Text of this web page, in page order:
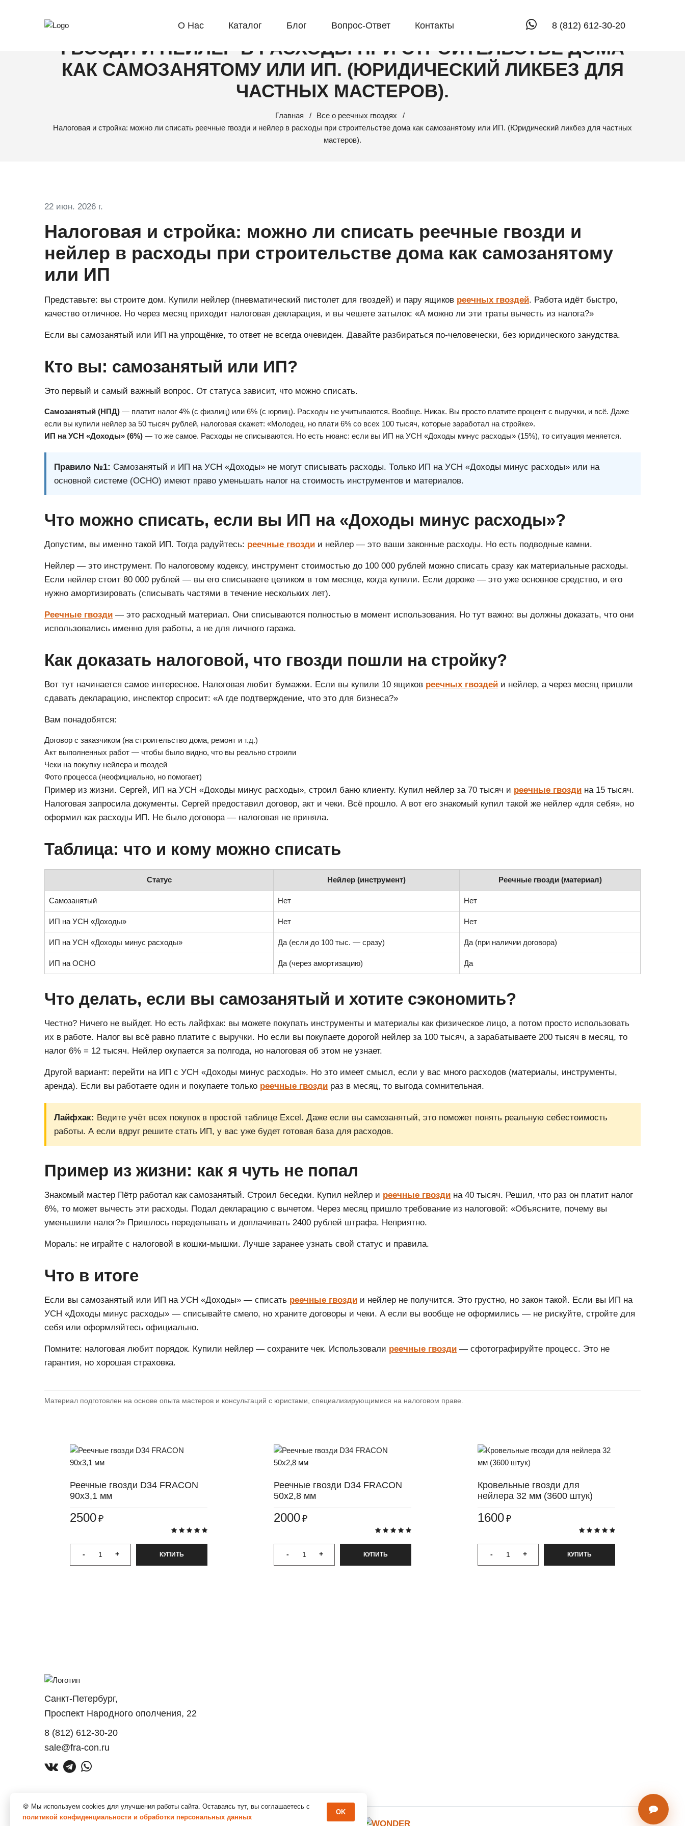
О Нас Каталог Блог Вопрос-Ответ Контакты Whatsapp8 (812) 612-30-20
НАЛОГОВАЯ И СТРОЙКА: МОЖНО ЛИ СПИСАТЬ РЕЕЧНЫЕ
ГВОЗДИ И НЕЙЛЕР В РАСХОДЫ ПРИ СТРОИТЕЛЬСТВЕ ДОМА
КАК САМОЗАНЯТОМУ ИЛИ ИП. (ЮРИДИЧЕСКИЙ ЛИКБЕЗ ДЛЯ
ЧАСТНЫХ МАСТЕРОВ).
Главная
Все о реечных гвоздях
Налоговая и стройка: можно ли списать реечные гвозди и нейлер в расходы при строительстве дома как самозанятому или ИП. (Юридический ликбез для частных
мастеров).
22 июн. 2026 г.
Налоговая и стройка: можно ли списать реечные гвозди и
нейлер в расходы при строительстве дома как самозанятому
или ИП
Представьте: вы строите дом. Купили нейлер (пневматический пистолет для гвоздей) и пару ящиков реечных гвоздей. Работа идёт быстро,
качество отличное. Но через месяц приходит налоговая декларация, и вы чешете затылок: «А можно ли эти траты вычесть из налога?»
Если вы самозанятый или ИП на упрощёнке, то ответ не всегда очевиден. Давайте разбираться по-человечески, без юридического занудства.
Кто вы: самозанятый или ИП?
Это первый и самый важный вопрос. От статуса зависит, что можно списать.
Самозанятый (НПД) — платит налог 4% (с физлиц) или 6% (с юрлиц). Расходы не учитываются. Вообще. Никак. Вы просто платите процент с выручки, и всё. Даже
если вы купили нейлер за 50 тысяч рублей, налоговая скажет: «Молодец, но плати 6% со всех 100 тысяч, которые заработал на стройке».
ИП на УСН «Доходы» (6%) — то же самое. Расходы не списываются. Но есть нюанс: если вы ИП на УСН «Доходы минус расходы» (15%), то ситуация меняется.
Правило №1: Самозанятый и ИП на УСН «Доходы» не могут списывать расходы. Только ИП на УСН «Доходы минус расходы» или на
основной системе (ОСНО) имеют право уменьшать налог на стоимость инструментов и материалов.
Что можно списать, если вы ИП на «Доходы минус расходы»?
Допустим, вы именно такой ИП. Тогда радуйтесь: реечные гвозди и нейлер — это ваши законные расходы. Но есть подводные камни.
Нейлер — это инструмент. По налоговому кодексу, инструмент стоимостью до 100 000 рублей можно списать сразу как материальные расходы.
Если нейлер стоит 80 000 рублей — вы его списываете целиком в том месяце, когда купили. Если дороже — это уже основное средство, и его
нужно амортизировать (списывать частями в течение нескольких лет).
Реечные гвозди — это расходный материал. Они списываются полностью в момент использования. Но тут важно: вы должны доказать, что они
использовались именно для работы, а не для личного гаража.
Как доказать налоговой, что гвозди пошли на стройку?
Вот тут начинается самое интересное. Налоговая любит бумажки. Если вы купили 10 ящиков реечных гвоздей и нейлер, а через месяц пришли
сдавать декларацию, инспектор спросит: «А где подтверждение, что это для бизнеса?»
Вам понадобятся:
Договор с заказчиком (на строительство дома, ремонт и т.д.)
Акт выполненных работ — чтобы было видно, что вы реально строили
Чеки на покупку нейлера и гвоздей
Фото процесса (неофициально, но помогает)
Пример из жизни. Сергей, ИП на УСН «Доходы минус расходы», строил баню клиенту. Купил нейлер за 70 тысяч и реечные гвозди на 15 тысяч.
Налоговая запросила документы. Сергей предоставил договор, акт и чеки. Всё прошло. А вот его знакомый купил такой же нейлер «для себя», но
оформил как расходы ИП. Не было договора — налоговая не приняла.
Таблица: что и кому можно списать
Статус Нейлер (инструмент) Реечные гвозди (материал)
Самозанятый Нет Нет
ИП на УСН «Доходы» Нет Нет
ИП на УСН «Доходы минус расходы» Да (если до 100 тыс. — сразу) Да (при наличии договора)
ИП на ОСНО Да (через амортизацию) Да
Что делать, если вы самозанятый и хотите сэкономить?
Честно? Ничего не выйдет. Но есть лайфхак: вы можете покупать инструменты и материалы как физическое лицо, а потом просто использовать
их в работе. Налог вы всё равно платите с выручки. Но если вы покупаете дорогой нейлер за 100 тысяч, а зарабатываете 200 тысяч в месяц, то
налог 6% = 12 тысяч. Нейлер окупается за полгода, но налоговая об этом не узнает.
Другой вариант: перейти на ИП с УСН «Доходы минус расходы». Но это имеет смысл, если у вас много расходов (материалы, инструменты,
аренда). Если вы работаете один и покупаете только реечные гвозди раз в месяц, то выгода сомнительная.
Лайфхак: Ведите учёт всех покупок в простой таблице Excel. Даже если вы самозанятый, это поможет понять реальную себестоимость
работы. А если вдруг решите стать ИП, у вас уже будет готовая база для расходов.
Пример из жизни: как я чуть не попал
Знакомый мастер Пётр работал как самозанятый. Строил беседки. Купил нейлер и реечные гвозди на 40 тысяч. Решил, что раз он платит налог
6%, то может вычесть эти расходы. Подал декларацию с вычетом. Через месяц пришло требование из налоговой: «Объясните, почему вы
уменьшили налог?» Пришлось переделывать и доплачивать 2400 рублей штрафа. Неприятно.
Мораль: не играйте с налоговой в кошки-мышки. Лучше заранее узнать свой статус и правила.
Что в итоге
Если вы самозанятый или ИП на УСН «Доходы» — списать реечные гвозди и нейлер не получится. Это грустно, но закон такой. Если вы ИП на
УСН «Доходы минус расходы» — списывайте смело, но храните договоры и чеки. А если вы вообще не оформились — не рискуйте, стройте для
себя или оформляйтесь официально.
Помните: налоговая любит порядок. Купили нейлер — сохраните чек. Использовали реечные гвозди — сфотографируйте процесс. Это не
гарантия, но хорошая страховка.
Материал подготовлен на основе опыта мастеров и консультаций с юристами, специализирующимися на налоговом праве.
Реечные гвозди D34 FRACON
90x3,1 мм
2500 ₽
- + КУПИТЬ
Реечные гвозди D34 FRACON
50x2,8 мм
2000 ₽
- + КУПИТЬ
Кровельные гвозди для
нейлера 32 мм (3600 штук)
1600 ₽
- + КУПИТЬ
Санкт-Петербург,
Проспект Народного ополчения, 22
8 (812) 612-30-20
sale@fra-con.ru
VK TelegramWhatsapp
Разработано студией
🍪 Мы используем cookies для улучшения работы сайта. Оставаясь тут, вы соглашаетесь c
политикой конфиденциальности и обработки персональных данных
OK